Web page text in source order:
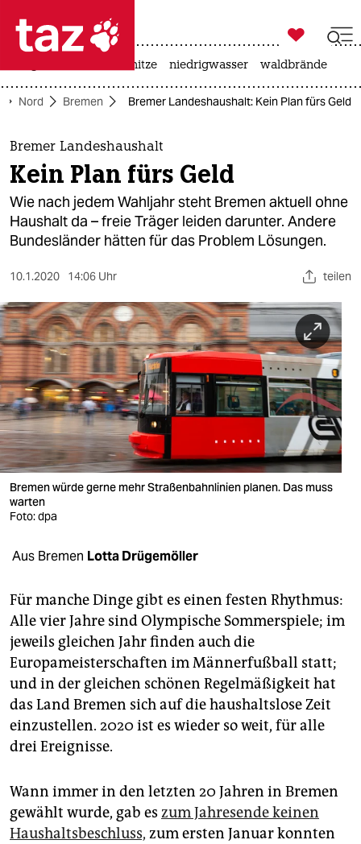
 taz zahl ich
taz zahl ich
themen
politik
öko
sport
berlin
nord
wahrheit
verlag
verlag
shop
fragen & hilfe
unterstützen
abo
genossenschaft
epaper login

taz zahl ich
hitze niedrigwasser waldbrände
Nord Bremen Bremer Landeshaushalt: Kein Plan fürs Geld
Bremer Landeshaushalt
Kein Plan fürs Geld
Wie nach jedem Wahljahr steht Bremen aktuell ohne
Haushalt da – freie Träger leiden darunter. Andere
Bundesländer hätten für das Problem Lösungen.
10.1.2020 14:06 Uhr teilen
Bremen würde gerne mehr Straßenbahnlinien planen. Das muss
warten
Foto: dpa
Aus Bremen Lotta Drügemöller
Für manche Dinge gibt es einen festen Rhythmus:
Alle vier Jahre sind Olympische Sommerspiele; im
jeweils gleichen Jahr finden auch die
Europameisterschaften im Männerfußball statt;
und in der gleichen schönen Regelmäßigkeit hat
das Land Bremen sich auf die haushaltslose Zeit
einzustellen. 2020 ist es wieder so weit, für alle
drei Ereignisse.
Wann immer in den letzten 20 Jahren in Bremen
gewählt wurde, gab es zum Jahresende keinen
Haushaltsbeschluss, zum ersten Januar konnten